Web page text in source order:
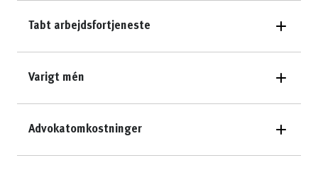
Tabt arbejdsfortjeneste
Varigt mén
Advokatomkostninger